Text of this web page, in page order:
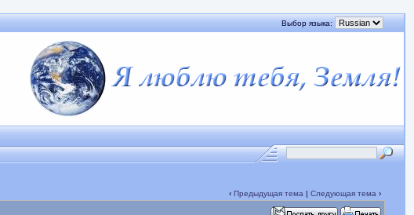
Выбор языка:
‹ Предыдущая тема | Следующая тема ›